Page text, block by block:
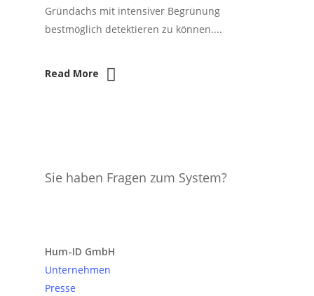
Gründachs mit intensiver Begrünung
bestmöglich detektieren zu können....
Read More
Sie haben Fragen zum System?
Hum-ID GmbH
Unternehmen
Presse